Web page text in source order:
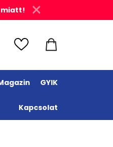
miatt!
GYIK
Kapcsolat